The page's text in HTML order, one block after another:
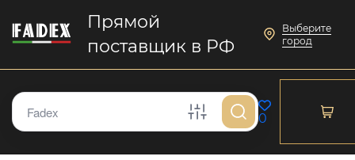
Прямой
поставщик в РФ
Выберите
город
0